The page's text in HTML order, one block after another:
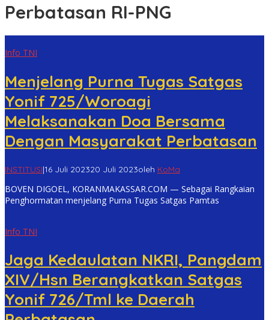
Perbatasan RI-PNG
Info TNI
Menjelang Purna Tugas Satgas
Yonif 725/Woroagi
Melaksanakan Doa Bersama
Dengan Masyarakat Perbatasan
INSTITUSI|16 Juli 202320 Juli 2023oleh KoMa
BOVEN DIGOEL, KORANMAKASSAR.COM — Sebagai Rangkaian
Penghormatan menjelang Purna Tugas Satgas Pamtas
Info TNI
Jaga Kedaulatan NKRI, Pangdam
XIV/Hsn Berangkatkan Satgas
Yonif 726/Tml ke Daerah